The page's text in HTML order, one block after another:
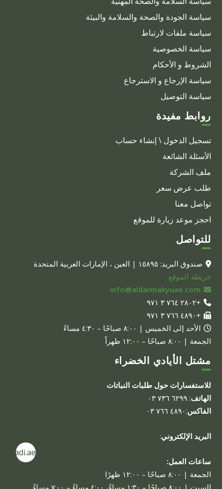
سياسة الجودة والصحة والسلامة والبيئة
سياسة ملفات لارتباط
سياسة الخصوصية
الشروط و الأحكام
سياسة الإرجاع و الاسترجاع
سياسة التوصيل
روابط مفيدة
تسجيل الدخول \ إنشاء حساب
الأسئلة الشائعة
ملف الشركة
طلب عرض سعر
تواصل معنا
احجز موعد زيارة للموقع
للتواصل
صندوق البريد: ١٥٨٩٥ | العين ، الإمارات العربية المتحدة
خريطة الموقع
info@aldarmakyuae.com
+٢٨٠٢ ٧٦٤ ٣ ٩٧١
+٤٨٩٠ ٧٦٦ ٣ ٩٧١
الأحد إلى الخميس | ٨:٠٠ صباحًا – ٤:٣٠ مساءً
الجمعة | ٨:٠٠ صباحًا – ١٢:٠٠ ظهراً
مشتل الأيادي الخضراء
للاستفسارات حول طلبات النباتات
الهاتف: ٦٢٩٩ ٧٣٦ ٠٣
الفاكس:٤٨٩٠ ٧٦٦ ٠٣
البريد الإلكتروني:
ساعات العمل:
الجمعة | ٨:٠٠ صباحًا – ١٢:٠٠ ظهرًا
السبت | ٨:٠٠ صباحًا – ١:٣٠ مساءً، ٤:٠٠ مساءً – ٧:٠٠ مساءً